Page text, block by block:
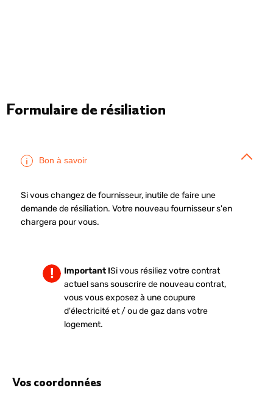
Formulaire de résiliation
Bon à savoir
Si vous changez de fournisseur, inutile de faire une
demande de résiliation. Votre nouveau fournisseur s'en
chargera pour vous.
Important !Si vous résiliez votre contrat
actuel sans souscrire de nouveau contrat,
vous vous exposez à une coupure
d'électricité et / ou de gaz dans votre
logement.
Vos coordonnées